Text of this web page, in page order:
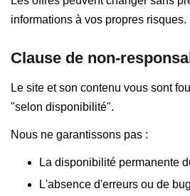
informations à vos propres risques.
Clause de non-
Le site et son contenu vous sont
"selon disponibilité".
Nous ne garantissons pas :
La disponibilité permanente
L'absence d'erreurs ou de